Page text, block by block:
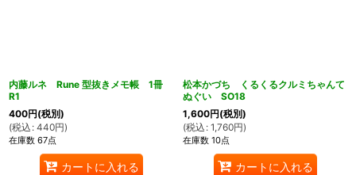
内藤ルネ Rune 型抜きメモ帳 1冊
R1
400円(税別)
(税込 : 440円)
在庫数 67点
カートに入れる
松本かづち くるくるクルミちゃんて
ぬぐい SO18
1,600円(税別)
(税込 : 1,760円)
在庫数 10点
カートに入れる